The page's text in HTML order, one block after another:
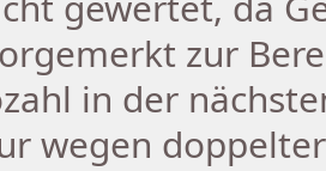
zur
in der
wegen